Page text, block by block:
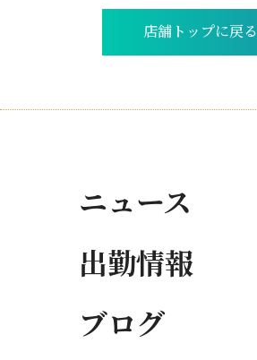
店舗トップに戻る
ニュース
出勤情報
ブログ